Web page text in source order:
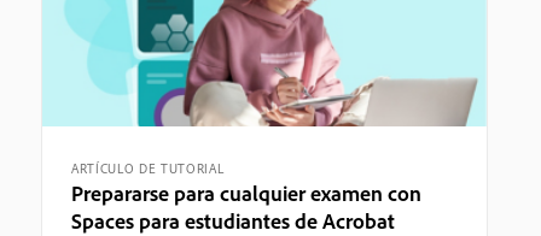
ARTÍCULO DE TUTORIAL
Prepararse para cualquier examen con
Spaces para estudiantes de Acrobat